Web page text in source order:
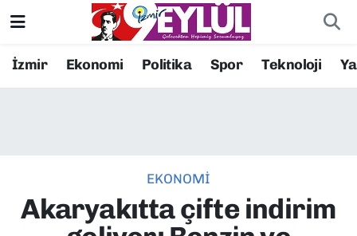
İzmir Ekonomi Politika Spor Teknoloji
EKONOMİ
Akaryakıtta çifte indirim
Resmi İlanlar
EKONOMİ
Konak Nöbetçi Eczaneler
Süper Lig Puan Durumu ve Fikstür
Tüm Manşetler